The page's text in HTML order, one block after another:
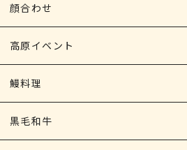
顔合わせ
高原イベント
鰻料理
黒毛和牛